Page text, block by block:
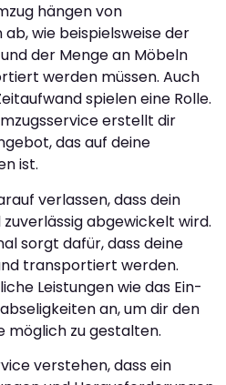
hängen von
wie beispielsweise der
der Menge an Möbeln
werden müssen. Auch
spielen eine Rolle.
erstellt dir
das auf deine
ist.
verlassen, dass dein
abgewickelt wird.
sorgt dafür, dass deine
transportiert werden.
Leistungen wie das Ein-
an, um dir den
möglich zu gestalten.
verstehen, dass ein